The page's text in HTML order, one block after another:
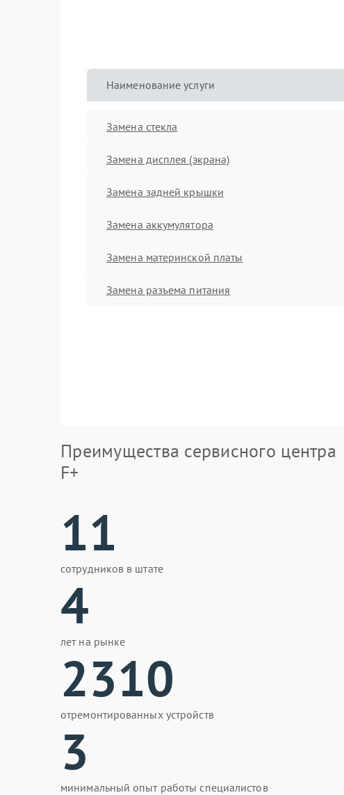
Наименование услуги
Замена стекла
Замена дисплея (экрана)
Замена задней крышки
Замена аккумулятора
Замена материнской платы
Замена разъема питания
Преимущества сервисного центра
F+
11
сотрудников в штате
4
лет на рынке
2310
отремонтированных устройств
3
минимальный опыт работы специалистов